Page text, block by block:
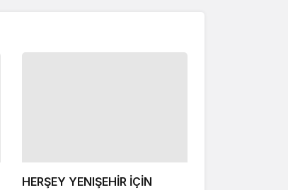
HERŞEY YENIŞEHİR İÇİN